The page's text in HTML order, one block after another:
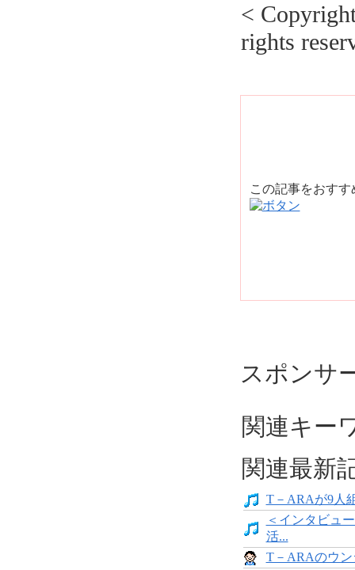
<
rights
この記事をおす
スポンサ
関連キー
関連最新
T－ARAが9人
＜インタビュ
活...
T－ARAのウン